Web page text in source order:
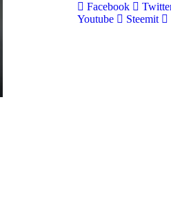
Facebook
Youtube
Steemit